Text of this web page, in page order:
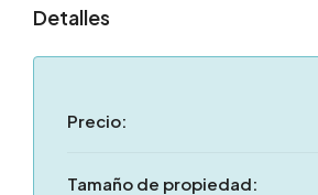
Detalles
Precio:
Tamaño de propiedad: